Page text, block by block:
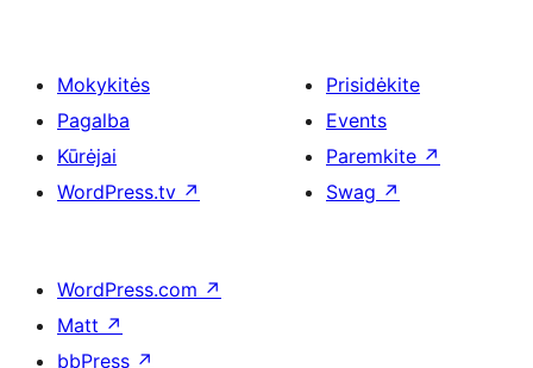
Mokykitės
Pagalba
Kūrėjai
WordPress.tv ↗
Prisidėkite
Events
Paremkite ↗
Swag ↗
WordPress.com ↗
Matt ↗
bbPress ↗